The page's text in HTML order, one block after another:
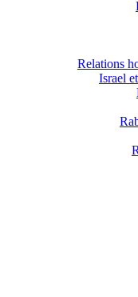
Relations
Israel